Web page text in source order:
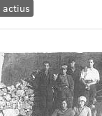
actius